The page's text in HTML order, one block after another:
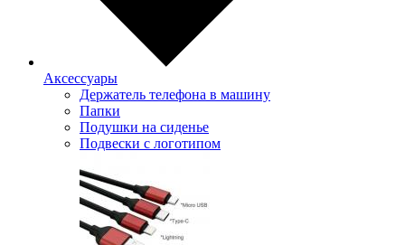
Аксессуары
Держатель телефона в машину
Папки
Подушки на сиденье
Подвески с логотипом